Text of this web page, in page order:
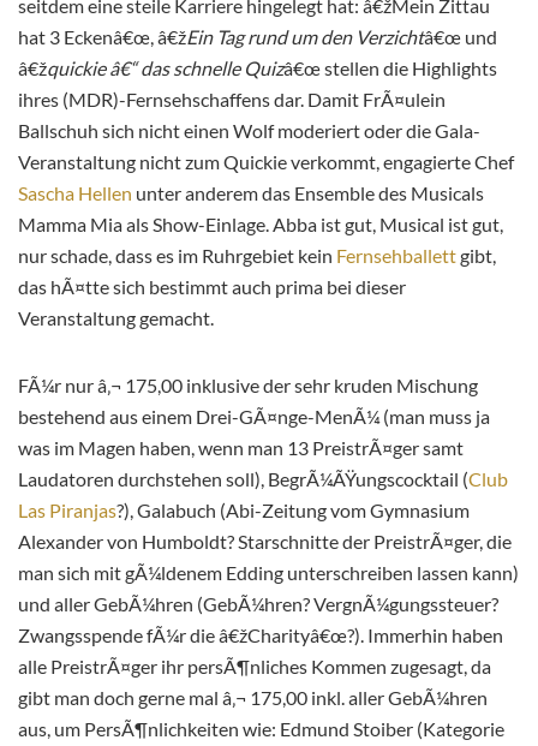
seitdem eine steile Karriere hingelegt hat: â€žMein Zittau
hat 3 Eckenâ€œ, â€žEin Tag rund um den Verzichtâ€œ und
â€žquickie â€“ das schnelle Quizâ€œ stellen die Highlights
ihres (MDR)-Fernsehschaffens dar. Damit FrÃ¤ulein
Ballschuh sich nicht einen Wolf moderiert oder die Gala-
Veranstaltung nicht zum Quickie verkommt, engagierte Chef
Sascha Hellen unter anderem das Ensemble des Musicals
Mamma Mia als Show-Einlage. Abba ist gut, Musical ist gut,
nur schade, dass es im Ruhrgebiet kein Fernsehballettgibt,
das hÃ¤tte sich bestimmt auch prima bei dieser
Veranstaltung gemacht.
FÃ¼r nur â‚¬ 175,00 inklusive der sehr kruden Mischung
bestehend aus einem Drei-GÃ¤nge-MenÃ¼ (man muss ja
was im Magen haben, wenn man 13 PreistrÃ¤ger samt
Laudatoren durchstehen soll), BegrÃ¼ÃŸungscocktail (Club
Las Piranjas?), Galabuch (Abi-Zeitung vom Gymnasium
Alexander von Humboldt? Starschnitte der PreistrÃ¤ger, die
man sich mit gÃ¼ldenem Edding unterschreiben lassen kann)
und aller GebÃ¼hren (GebÃ¼hren? VergnÃ¼gungssteuer?
Zwangsspende fÃ¼r die â€žCharityâ€œ?). Immerhin haben
alle PreistrÃ¤ger ihr persÃ¶nliches Kommen zugesagt, da
gibt man doch gerne mal â‚¬ 175,00 inkl. aller GebÃ¼hren
aus, um PersÃ¶nlichkeiten wie: Edmund Stoiber (Kategorie